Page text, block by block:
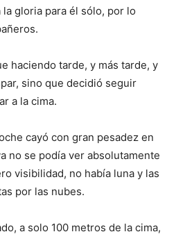
gloria para él sólo, por lo
haciendo tarde, y más tarde, y
sino que decidió seguir
a la cima.
cayó con gran pesadez en
no se podía ver absolutamente
visibilidad, no había luna y las
por las nubes.
a solo 100 metros de la cima,